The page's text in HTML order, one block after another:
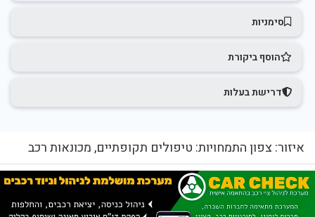
סימניות
הוסף ביקורת
דרישת בעלות
איזור: צפון התמחויות: טיפולים תקופתיים, מכונאות רכב